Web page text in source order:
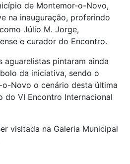
de Montemor-o-Novo,
na inauguração, proferindo
Júlio M. Jorge,
e curador do Encontro.
aguarelistas pintaram ainda
da iniciativa, sendo o
Novo o cenário desta última
do VI Encontro Internacional
visitada na Galeria Municipal